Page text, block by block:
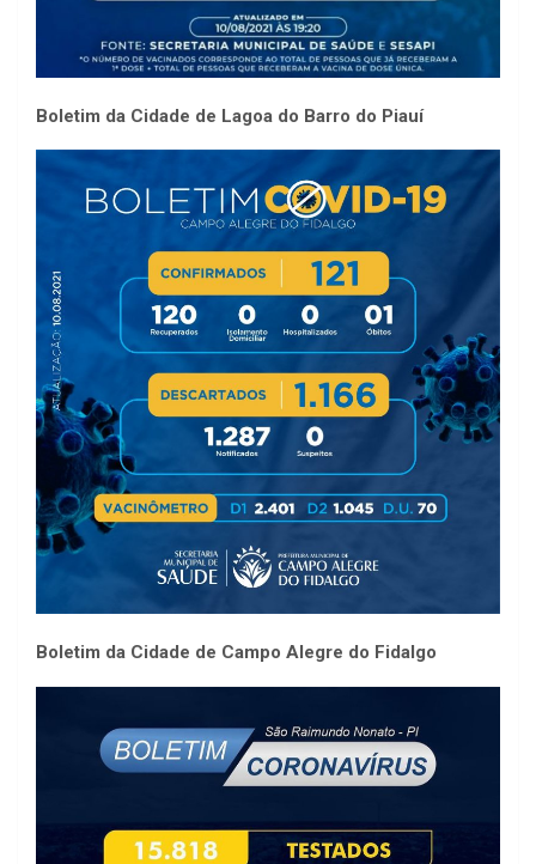
Boletim da Cidade de Lagoa do Barro do Piauí
Boletim da Cidade de Campo Alegre do Fidalgo